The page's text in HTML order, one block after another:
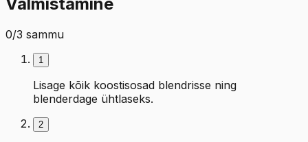
Valmistamine
0/3 sammu
1
Lisage kõik koostisosad blendrisse ning
blenderdage ühtlaseks.
2